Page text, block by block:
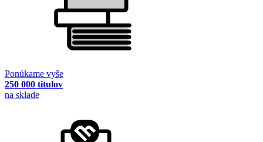
Ponúkame vyše
250 000 titulov
na sklade